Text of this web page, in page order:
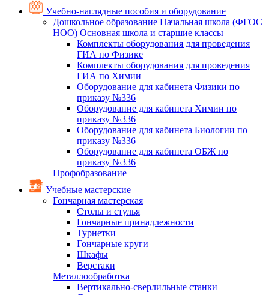
Учебно-наглядные пособия и оборудование
Дошкольное образование Начальная школа (ФГОС
НОО) Основная школа и старшие классы
Комплекты оборудования для проведения
ГИА по Физике
Комплекты оборудования для проведения
ГИА по Химии
Оборудование для кабинета Физики по
приказу №336
Оборудование для кабинета Химии по
приказу №336
Оборудование для кабинета Биологии по
приказу №336
Оборудование для кабинета ОБЖ по
приказу №336
Профобразование
Учебные мастерские
Гончарная мастерская
Столы и стулья
Гончарные принадлежности
Турнетки
Гончарные круги
Шкафы
Верстаки
Металлообработка
Вертикально-сверлильные станки